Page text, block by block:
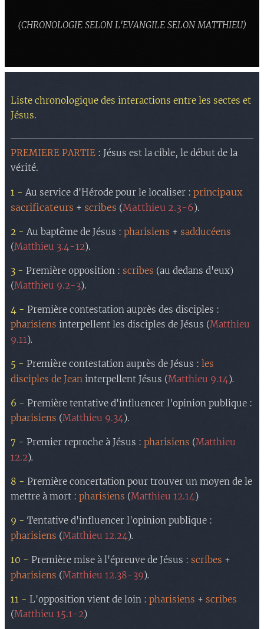
(CHRONOLOGIE SELON L'EVANGILE SELON MATTHIEU)
Liste chronologique des interactions entre les sectes et
Jésus.
PREMIERE PARTIE : Jésus est la cible, le début de la
vérité.
1 - Au service d'Hérode pour le localiser : principaux
sacrificateurs + scribes (Matthieu 2.3-6).
2 - Au baptême de Jésus : pharisiens + sadducéens
(Matthieu 3.4-12).
3 - Première opposition : scribes (au dedans d'eux)
(Matthieu 9.2-3).
4 - Première contestation auprès des disciples :
pharisiens interpellent les disciples de Jésus (Matthieu
9.11).
5 - Première contestation auprès de Jésus : les
disciples de Jean interpellent Jésus (Matthieu 9.14).
6 - Première tentative d'influencer l'opinion publique :
pharisiens (Matthieu 9.34).
7 - Premier reproche à Jésus : pharisiens (Matthieu
12.2).
8 - Première concertation pour trouver un moyen de le
mettre à mort : pharisiens (Matthieu 12.14)
9 - Tentative d'influencer l'opinion publique :
pharisiens (Matthieu 12.24).
10 - Première mise à l'épreuve de Jésus : scribes +
pharisiens (Matthieu 12.38-39).
11 - L'opposition vient de loin : pharisiens + scribes
(Matthieu 15.1-2)